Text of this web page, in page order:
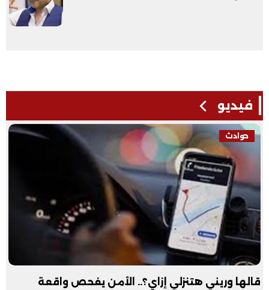
فيديو
حوادث
قالها وريني هتنزلي إزاي؟.. الأمن يفحص واقعة